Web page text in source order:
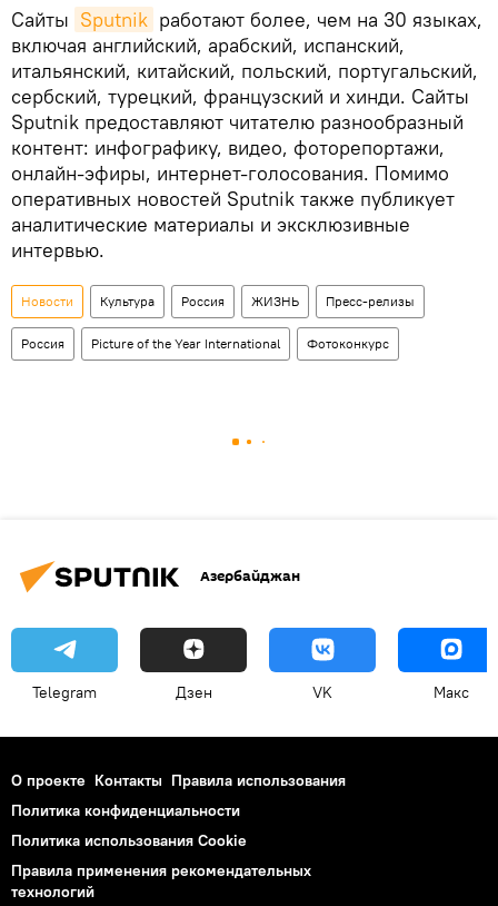
Сайты Sputnik работают более, чем на 30 языках,
включая английский, арабский, испанский,
итальянский, китайский, польский, португальский,
сербский, турецкий, французский и хинди. Сайты
Sputnik предоставляют читателю разнообразный
контент: инфографику, видео, фоторепортажи,
онлайн-эфиры, интернет-голосования. Помимо
оперативных новостей Sputnik также публикует
аналитические материалы и эксклюзивные
интервью.
Новости Культура Россия ЖИЗНЬ Пресс-релизы
Россия Picture of the Year International Фотоконкурс
Азербайджан
Telegram Дзен VK Макс
О проекте Контакты Правила использования
Политика конфиденциальности
Политика использования Cookie
Правила применения рекомендательных
технологий